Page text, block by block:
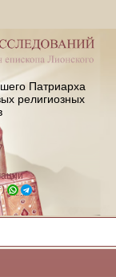
Патриарха
религиозных